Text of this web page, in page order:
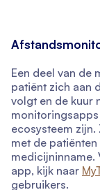
Een deel van de
patiënt zich aan
volgt en de kuur
ecosysteem
met de
medicijninname.
app, kijk naar
gebruikers.